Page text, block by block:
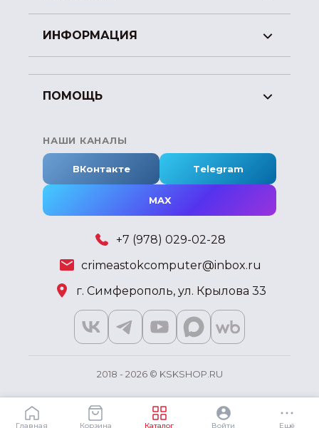
Главная Корзина Каталог Войти Ещё
ИНФОРМАЦИЯ
ПОМОЩЬ
НАШИ КАНАЛЫ
ВКонтакте Telegram
MAX
+7 (978) 029-02-28
crimeastokcomputer@inbox.ru
г. Симферополь, ул. Крылова 33
2018 - 2026 © KSKSHOP.RU